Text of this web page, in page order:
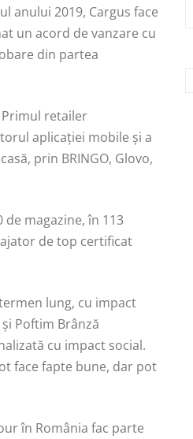
anului 2019, Cargus face
un acord de vanzare cu
din partea
retailer
aplicației mobile și a
prin BRINGO, Glovo,
magazine, în 113
de top certificat
lung, cu impact
Poftim Brânză
cu impact social.
face fapte bune, dar pot
în România fac parte